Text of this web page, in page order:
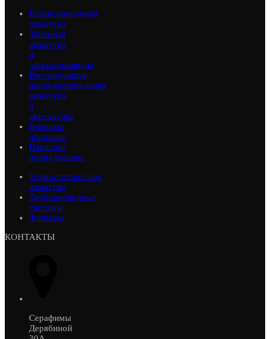
Балансировочная
арматура
Запорная
арматура
и
электроприводы
Регулирующая,
предохранительная
арматура
и
автоматика
Клапаны
обратные
Насосное
оборудование
Термостатическая
арматура
Трубопроводные
системы
Фильтры
КОНТАКТЫ
Серафимы
Дерябиной